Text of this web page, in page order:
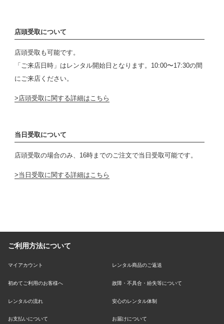
店頭受取について
店頭受取も可能です。
「ご来店日時」はレンタル開始日となります。10:00〜17:30の間
にご来店ください。
店頭受取に関する詳細はこちら
当日受取について
店頭受取の場合のみ、16時までのご注文で当日受取可能です。
当日受取に関する詳細はこちら
ご利用方法について
マイアカウント レンタル商品のご返送
初めてご利用のお客様へ 故障・不具合・紛失等について
レンタルの流れ 安心のレンタル体制
お支払いについて お届けについて